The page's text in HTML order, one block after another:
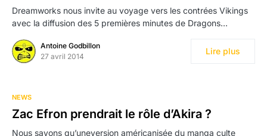
Dreamworks nous invite au voyage vers les contrées Vikings
avec la diffusion des 5 premières minutes de Dragons…
Antoine Godbillon
27 avril 2014
Lire plus
NEWS
Zac Efron prendrait le rôle d’Akira ?
Nous savons qu’uneversion américanisée du manga culte